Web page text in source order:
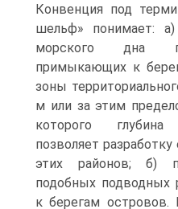
Конвенция под
шельф» понимает:
морского дна
примыкающих к
зоны
м или за этим
которого
позволяет
этих районов; б)
подобных
к берегам